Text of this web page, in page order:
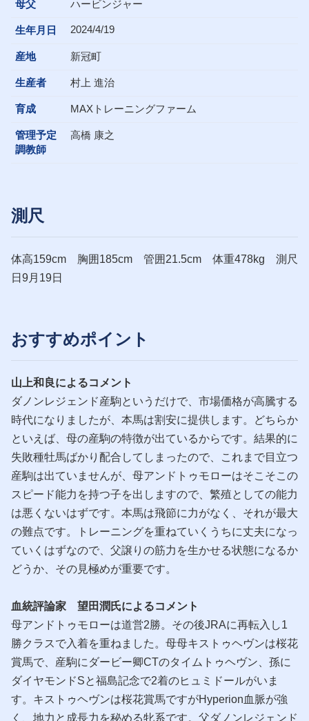
母父 ハービンジャー
生年月日 2024/4/19
産地 新冠町
生産者 村上 進治
育成 MAXトレーニングファーム
管理予定
調教師
高橋 康之
測尺
体高159cm 胸囲185cm 管囲21.5cm 体重478kg 測尺
日9月19日
おすすめポイント
山上和良によるコメント
ダノンレジェンド産駒というだけで、市場価格が高騰する
時代になりましたが、本馬は割安に提供します。どちらか
といえば、母の産駒の特徴が出ているからです。結果的に
失敗種牡馬ばかり配合してしまったので、これまで目立つ
産駒は出ていませんが、母アンドトゥモローはそこそこの
スピード能力を持つ子を出しますので、繁殖としての能力
は悪くないはずです。本馬は飛節に力がなく、それが最大
の難点です。トレーニングを重ねていくうちに丈夫になっ
ていくはずなので、父譲りの筋力を生かせる状態になるか
どうか、その見極めが重要です。
血統評論家 望田潤氏によるコメント
母アンドトゥモローは道営2勝。その後JRAに再転入し1
勝クラスで入着を重ねました。母母キストゥヘヴンは桜花
賞馬で、産駒にダービー卿CTのタイムトゥヘヴン、孫に
ダイヤモンドSと福島記念で2着のヒュミドールがいま
す。キストゥヘヴンは桜花賞馬ですがHyperion血脈が強
く、地力と成長力を秘める牝系です。父ダノンレジェンド